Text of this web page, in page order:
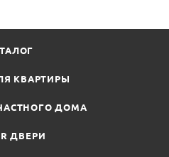
КВАРТИРЫ
ДОМА
ДВЕРИ